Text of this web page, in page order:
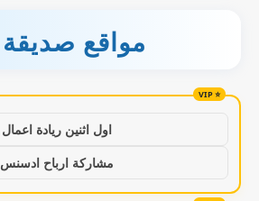
مواقع صديقة
اول اثنين ريادة اعمال
مشاركة ارباح ادسنس